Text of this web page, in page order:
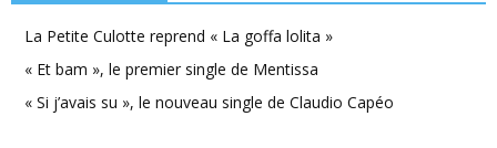
La Petite Culotte reprend « La goffa lolita »
« Et bam », le premier single de Mentissa
« Si j’avais su », le nouveau single de Claudio Capéo